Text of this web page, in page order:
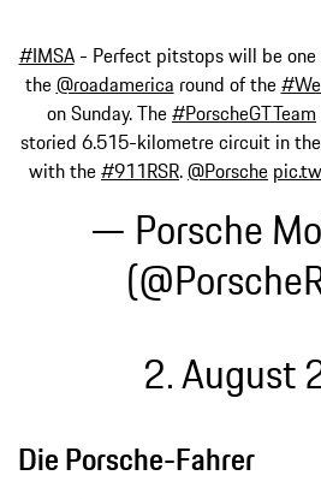
#IMSA- Perfect pitstops will be one
the@roadamerica round of the
on Sunday. The#PorscheGTTeam
storied 6.515-kilometre circuit in
with the#911RSR.@Porsche
— Porsche
2. August
Die Porsche-Fahrer